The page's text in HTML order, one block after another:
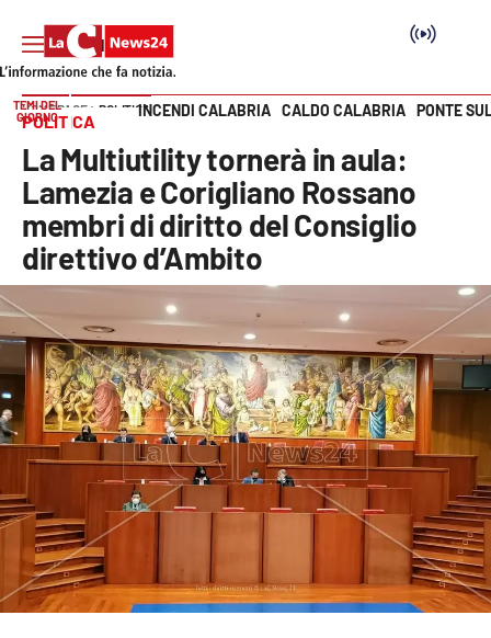
Cronaca
Politica
Attualità
Economia e lavoro
Italia Mondo
Sanità
Sport
Cultura
Vai
TEMI DEL
GIORNO
INCENDI CALABRIA CALDO CALABRIA PONTE
HOME PAGE POLITICA
POLITICA
La Multiutility tornerà in aula:
Lamezia e Corigliano Rossano
membri di diritto del Consiglio
direttivo d’Ambito